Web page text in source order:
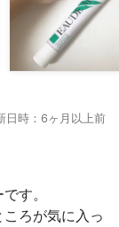
日時：6ヶ月以上前
す。
ろが気に入っ